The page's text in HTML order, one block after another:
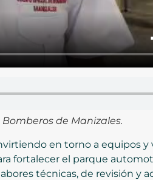
de Manizales.
en torno a equipos y
fortalecer el parque
técnicas, de revisión y